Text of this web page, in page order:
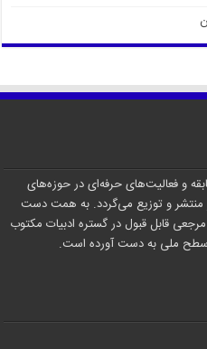
و ساختمان 20 سال سابقه و فعالیت‌های حرفه‌ای در حوزه‌های
و توزیع می‌گردد. به همت دست
مرجعی قابل قبول در گستره ادبیات مکتوب
سطح ملی به دست آورده است.